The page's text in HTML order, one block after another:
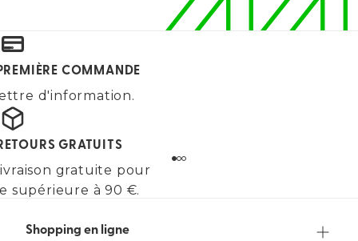
COMMANDE
d'information.
GRATUITS
gratuite pour
supérieure à 90 €.
Shopping en ligne